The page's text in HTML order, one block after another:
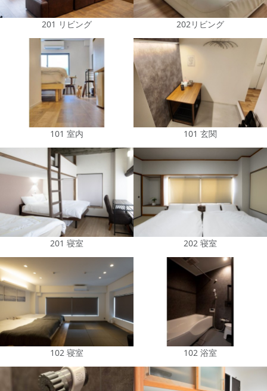
201 リビング 202リビング
101 室内 101 玄関
201 寝室 202 寝室
102 寝室 102 浴室